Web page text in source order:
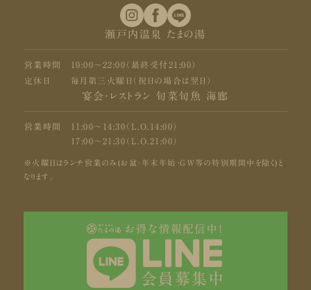
瀬戸内温泉 たまの湯
営業時間
10:00〜22:00（最終受付21:00）
定休日
毎月第三火曜日（祝日の場合は翌日）
宴会・レストラン 旬菜旬魚 海廊
営業時間
11:00〜14:30（L.O.14:00）
17:00〜21:30（L.O.21:00）
※火曜日はランチ営業のみ(お盆・年末年始・GW等の特別期間中を除く)と
なります。